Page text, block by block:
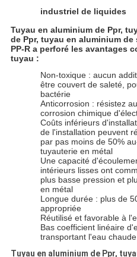
industriel de liquides
Tuyau en aluminium de Ppr,
de Ppr, tuyau en aluminium de
PP-R a perforé les avantages
tuyau :
Non-toxique : aucun
être couvert de saleté,
bactérie
Anticorrosion : résistez
corrosion chimique
Coûts inférieurs
de l'installation peuvent
par pas moins de 50%
tuyauterie en métal
Une capacité
intérieurs lisses ont
plus basse pression et
en métal
Longue durée : plus de
appropriée
Réutilisé et favorable à
Bas coefficient linéaire
transportant l'eau
Tuyau en aluminium de Ppr,